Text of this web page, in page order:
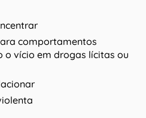
comportamentos
vício em drogas lícitas ou